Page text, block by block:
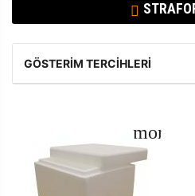
GÖSTERIM TERCIHLERI